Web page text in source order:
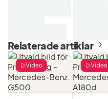
Relaterade artiklar
Video Video